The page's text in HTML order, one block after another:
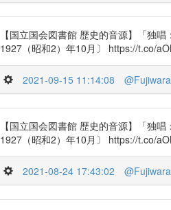
【国立国会図書館 歴史的音源】「独
1927（昭和2）年10月〕 https://t.co/
2021-09-15 11:14:08
【国立国会図書館 歴史的音源】「独
1927（昭和2）年10月〕 https://t.co/
2021-08-24 17:43:02